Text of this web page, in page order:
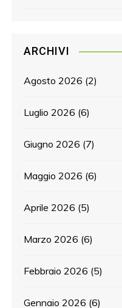
ARCHIVI
Agosto 2026 (2)
Luglio 2026 (6)
Giugno 2026 (7)
Maggio 2026 (6)
Aprile 2026 (5)
Marzo 2026 (6)
Febbraio 2026 (5)
Gennaio 2026 (6)